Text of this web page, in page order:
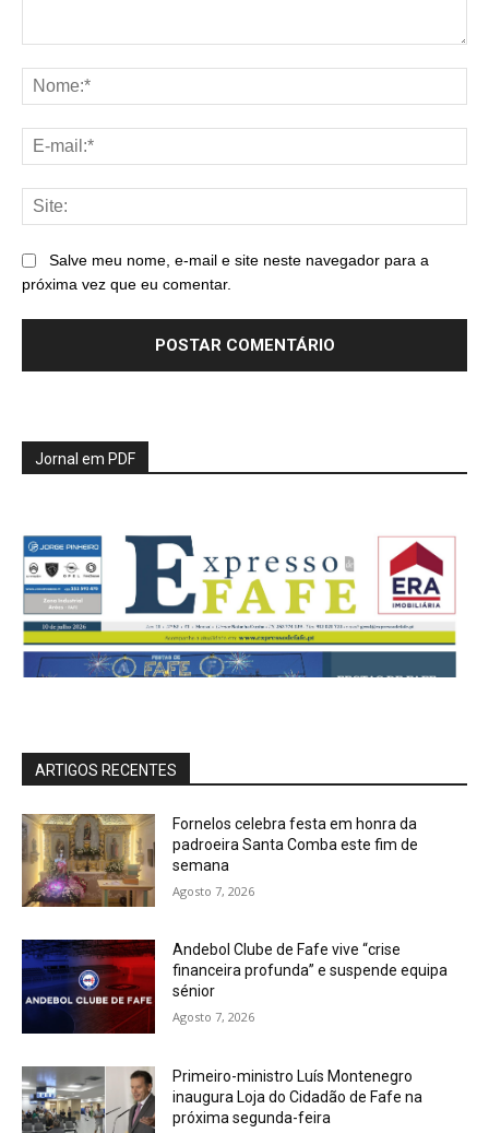
Salve meu nome, e-mail e site neste navegador para a
próxima vez que eu comentar.
Jornal em PDF
ARTIGOS RECENTES
Fornelos celebra festa em honra da
padroeira Santa Comba este fim de
semana
Agosto 7, 2026
Andebol Clube de Fafe vive “crise
financeira profunda” e suspende equipa
sénior
Agosto 7, 2026
Primeiro-ministro Luís Montenegro
inaugura Loja do Cidadão de Fafe na
próxima segunda-feira